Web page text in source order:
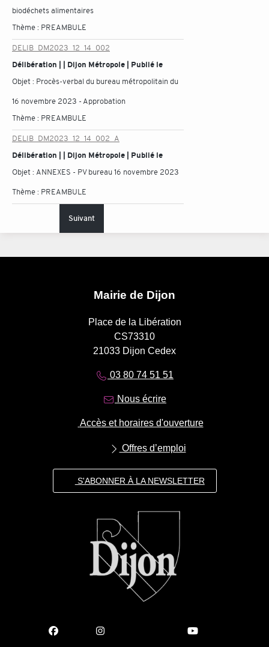
biodéchets alimentaires
Thème : PREAMBULE
DELIB_DM2023_12_14_002
Délibération | | Dijon Métropole | Publié le
Objet : Procès-verbal du bureau métropolitain du
16 novembre 2023 - Approbation
Thème : PREAMBULE
DELIB_DM2023_12_14_002_A
Délibération | | Dijon Métropole | Publié le
Objet : ANNEXES - PV bureau 16 novembre 2023
Thème : PREAMBULE
Suivant
Mairie de Dijon
Place de la Libération
CS73310
21033 Dijon Cedex
03 80 74 51 51
Nous écrire
Accès et horaires d'ouverture
Offres d’emploi
S'ABONNER À LA NEWSLETTER